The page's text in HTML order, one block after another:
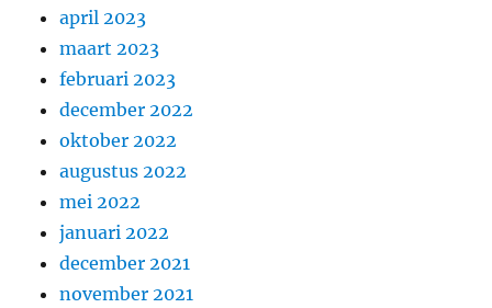
april 2023
maart 2023
februari 2023
december 2022
oktober 2022
augustus 2022
mei 2022
januari 2022
december 2021
november 2021